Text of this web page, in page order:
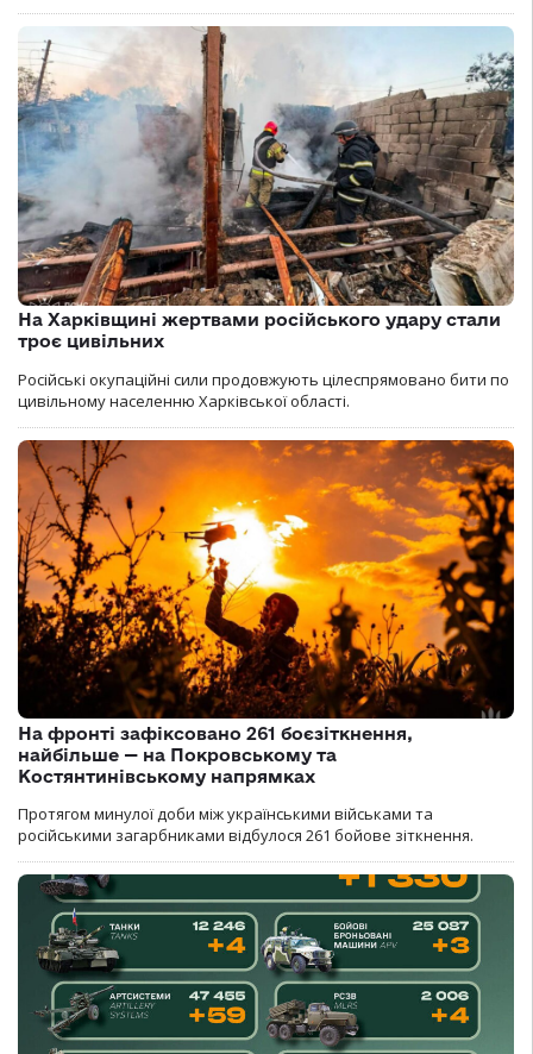
На Харківщині жертвами російського удару стали
троє цивільних
Російські окупаційні сили продовжують цілеспрямовано бити по
цивільному населенню Харківської області.
На фронті зафіксовано 261 боєзіткнення,
найбільше — на Покровському та
Костянтинівському напрямках
Протягом минулої доби між українськими військами та
російськими загарбниками відбулося 261 бойове зіткнення.